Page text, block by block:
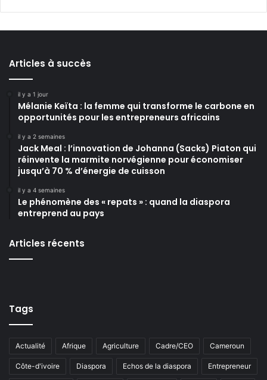
Articles à succès
il y a 1 jour
Mélanie Keïta : la femme qui transforme le carbone en
opportunités pour les entrepreneurs africains
il y a 2 semaines
Jack Meal : l’innovation de Johanna (Sacks) Piaton qui
réinvente la marmite norvégienne pour économiser
jusqu’à 70 % d’énergie de cuisson
il y a 4 semaines
Le phénomène des « repats » : quand la diaspora
entreprend au pays
Articles récents
Tags
Actualité Afrique Agriculture Cadre/CEO Cameroun
Côte-d'ivoire Diaspora Echos de la diaspora Entrepreneur